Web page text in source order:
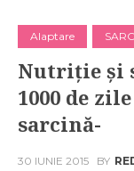
Alaptare
Nutriţie și
1000 de
sarcină-
30 IUNIE 2015 BY